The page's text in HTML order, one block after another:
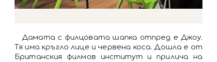
Дамата с филцовата шапка отпред е Джоу.
Тя има кръгло лице и червена коса. Дошла е от
Британския филмов институт и прилича на